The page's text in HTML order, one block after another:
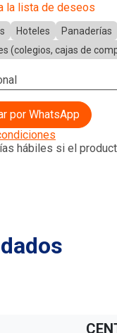
la lista de deseos
Hoteles Panaderías
(colegios, cajas de
por WhatsApp
hábiles si el